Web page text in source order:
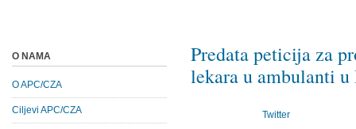
Predata peticija za
lekara u ambulanti u
Twitter
O NAMA
O APC/CZA
Ciljevi APC/CZA